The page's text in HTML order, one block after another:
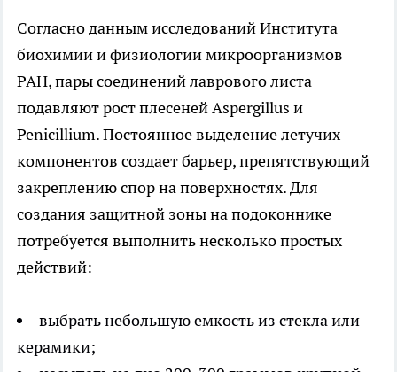
Согласно данным исследований Института
биохимии и физиологии микроорганизмов
РАН, пары соединений лаврового листа
подавляют рост плесеней Aspergillus и
Penicillium. Постоянное выделение летучих
компонентов создает барьер, препятствующий
закреплению спор на поверхностях. Для
создания защитной зоны на подоконнике
потребуется выполнить несколько простых
действий:
выбрать небольшую емкость из стекла или
керамики;